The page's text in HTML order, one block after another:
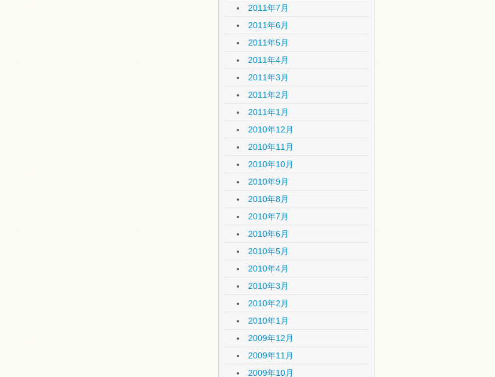
2011年7月
2011年6月
2011年5月
2011年4月
2011年3月
2011年2月
2011年1月
2010年12月
2010年11月
2010年10月
2010年9月
2010年8月
2010年7月
2010年6月
2010年5月
2010年4月
2010年3月
2010年2月
2010年1月
2009年12月
2009年11月
2009年10月